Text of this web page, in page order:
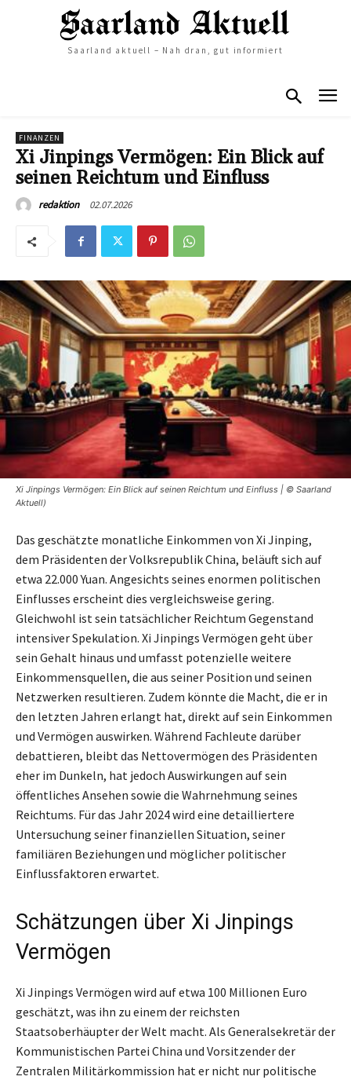
Saarland aktuell – Nah dran, gut informiert
FINANZEN
Xi Jinpings Vermögen: Ein Blick auf
seinen Reichtum und Einfluss
redaktion 02.07.2026
Xi Jinpings Vermögen: Ein Blick auf seinen Reichtum und Einfluss | © Saarland
Aktuell)
Das geschätzte monatliche Einkommen von Xi Jinping,
dem Präsidenten der Volksrepublik China, beläuft sich auf
etwa 22.000 Yuan. Angesichts seines enormen politischen
Einflusses erscheint dies vergleichsweise gering.
Gleichwohl ist sein tatsächlicher Reichtum Gegenstand
intensiver Spekulation. Xi Jinpings Vermögen geht über
sein Gehalt hinaus und umfasst potenzielle weitere
Einkommensquellen, die aus seiner Position und seinen
Netzwerken resultieren. Zudem könnte die Macht, die er in
den letzten Jahren erlangt hat, direkt auf sein Einkommen
und Vermögen auswirken. Während Fachleute darüber
debattieren, bleibt das Nettovermögen des Präsidenten
eher im Dunkeln, hat jedoch Auswirkungen auf sein
öffentliches Ansehen sowie die Wahrnehmung seines
Reichtums. Für das Jahr 2024 wird eine detailliertere
Untersuchung seiner finanziellen Situation, seiner
familiären Beziehungen und möglicher politischer
Einflussfaktoren erwartet.
Schätzungen über Xi Jinpings
Vermögen
Xi Jinpings Vermögen wird auf etwa 100 Millionen Euro
geschätzt, was ihn zu einem der reichsten
Staatsoberhäupter der Welt macht. Als Generalsekretär der
Kommunistischen Partei China und Vorsitzender der
Zentralen Militärkommission hat er nicht nur politische